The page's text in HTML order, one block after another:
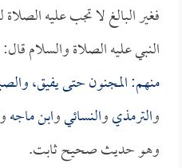
فغير البالغ لا تجب عليه
النبي عليه الصلاة والسلام
منهم: المجنون حتى يفيق،
والترمذيوالنسائيوابن ماجهو
وهو حديث صحيح ثابت.